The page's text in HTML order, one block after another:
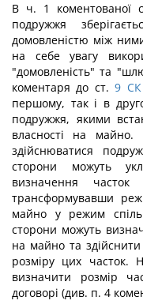
В ч. 1 коментованої
подружжя
домовленістю між
на себе увагу
"домовленість" та
коментаря до ст. 9 СК
першому, так і в
подружжя, якими
власності на
здійснюватися
сторони можуть
визначення
трансформувавши
майно у режим
сторони можуть
на майно та
розміру цих часток.
визначити розмір
договорі (див. п. 4